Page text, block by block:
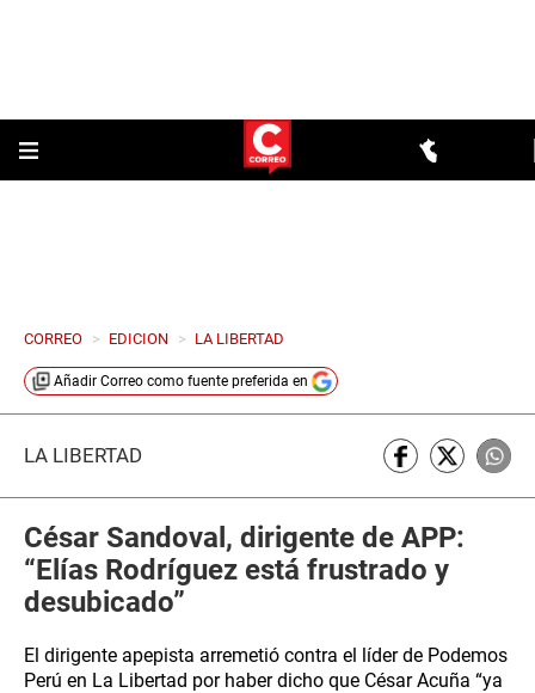
CORREO > EDICION > LA LIBERTAD
Añadir Correo como fuente preferida en
LA LIBERTAD
César Sandoval, dirigente de APP:
“Elías Rodríguez está frustrado y
desubicado”
El dirigente apepista arremetió contra el líder de Podemos
Perú en La Libertad por haber dicho que César Acuña “ya